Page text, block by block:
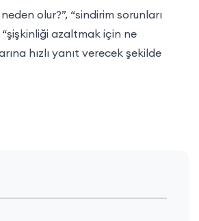
olur?”, “sindirim sorunları
azaltmak için ne
hızlı yanıt verecek şekilde